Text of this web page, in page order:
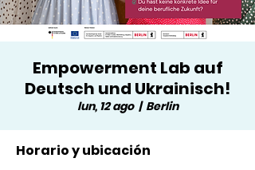
Empowerment Lab auf
Deutsch und Ukrainisch!
lun, 12 ago
  |
Berlin
Horario y ubicación